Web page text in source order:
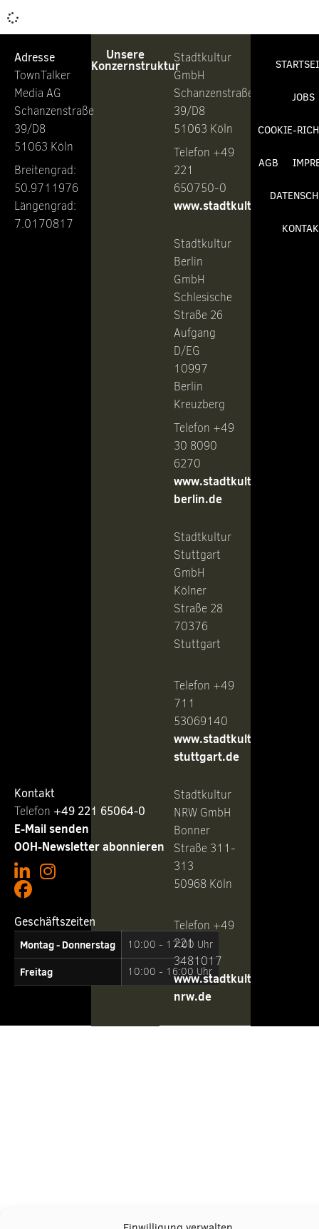
Adresse
TownTalker
Media AG
Schanzenstraße
39/D8
51063 Köln
Breitengrad:
50.9711976
Längengrad:
7.0170817
Kontakt
Telefon ‭ +49 221 65064-0
E-Mail senden
OOH-Newsletter abonnieren
Geschäftszeiten
Montag - Donnerstag
10:00 - 17:00 Uhr
Freitag 10:00 - 16:00 Uhr
Unsere
Konzernstruktur
Stadtkultur
GmbH
Schanzenstraße
39/D8
51063 Köln
Telefon +49
221
650750-0
www.stadtkultur.de
Stadtkultur
Berlin
GmbH
Schlesische
Straße 26
Aufgang
D/EG
10997
Berlin
Kreuzberg
Telefon +49
30 8090
6270
www.stadtkultur-
berlin.de
Stadtkultur
Stuttgart
GmbH
Kölner
Straße 28
70376
Stuttgart
Telefon +49
711
53069140
www.stadtkultur-
stuttgart.de
Stadtkultur
NRW GmbH
Bonner
Straße 311-
313
50968 Köln
Telefon +49
221
3481017
www.stadtkultur-
nrw.de
JOBS
COOKIE-
AGB